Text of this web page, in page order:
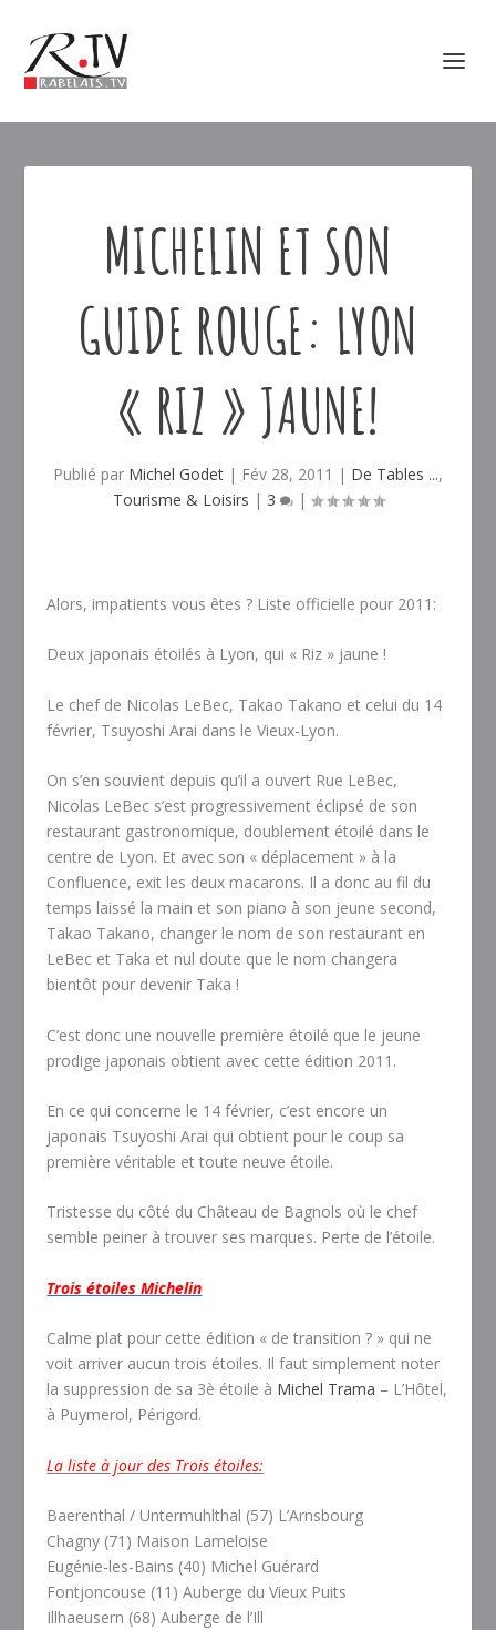
MICHELIN ET SON
GUIDE ROUGE: LYON
« RIZ » JAUNE!
Publié par Michel Godet | Fév 28, 2011 | De Tables ...,
Tourisme & Loisirs | 3 |
Alors, impatients vous êtes ? Liste officielle pour 2011:
Deux japonais étoilés à Lyon, qui « Riz » jaune !
Le chef de Nicolas LeBec, Takao Takano et celui du 14
février, Tsuyoshi Arai dans le Vieux-Lyon.
On s’en souvient depuis qu’il a ouvert Rue LeBec,
Nicolas LeBec s’est progressivement éclipsé de son
restaurant gastronomique, doublement étoilé dans le
centre de Lyon. Et avec son « déplacement » à la
Confluence, exit les deux macarons. Il a donc au fil du
temps laissé la main et son piano à son jeune second,
Takao Takano, changer le nom de son restaurant en
LeBec et Taka et nul doute que le nom changera
bientôt pour devenir Taka !
C’est donc une nouvelle première étoilé que le jeune
prodige japonais obtient avec cette édition 2011.
En ce qui concerne le 14 février, c’est encore un
japonais Tsuyoshi Arai qui obtient pour le coup sa
première véritable et toute neuve étoile.
Tristesse du côté du Château de Bagnols où le chef
semble peiner à trouver ses marques. Perte de l’étoile.
Trois étoiles Michelin
Calme plat pour cette édition « de transition ? » qui ne
voit arriver aucun trois étoiles. Il faut simplement noter
la suppression de sa 3è étoile à Michel Trama – L’Hôtel,
à Puymerol, Périgord.
La liste à jour des Trois étoiles:
Baerenthal / Untermuhlthal (57) L’Arnsbourg
Chagny (71) Maison Lameloise
Eugénie-les-Bains (40) Michel Guérard
Fontjoncouse (11) Auberge du Vieux Puits
Illhaeusern (68) Auberge de l’Ill